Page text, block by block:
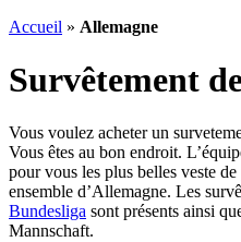
Accueil » Allemagne
Survêtement
Vous voulez acheter un
Vous êtes au bon endroit.
pour vous les plus belles veste
ensemble d’Allemagne. Les
Bundesliga sont présents ainsi
Mannschaft.